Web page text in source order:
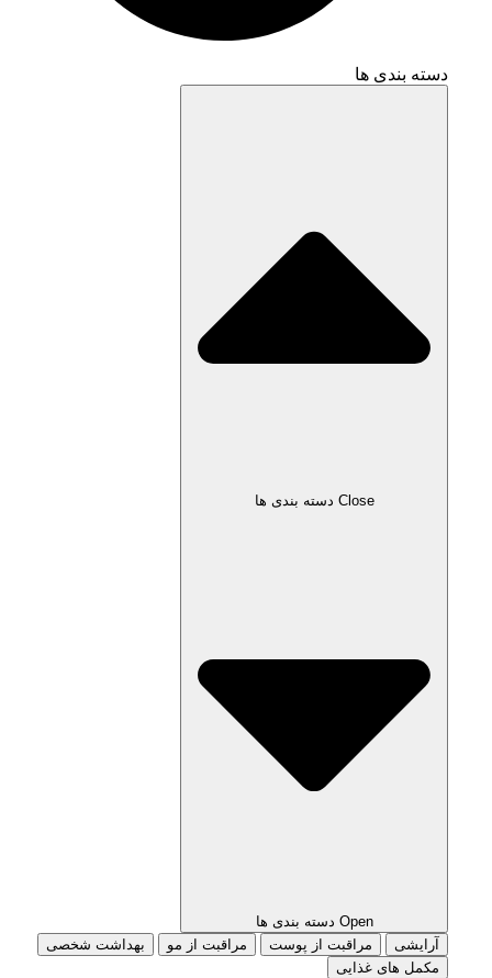
دسته بندی ها
Close دسته بندی ها
Open دسته بندی ها
آرایشی
مراقبت از پوست مراقبت از مو
بهداشت شخصی
مکمل های غذایی